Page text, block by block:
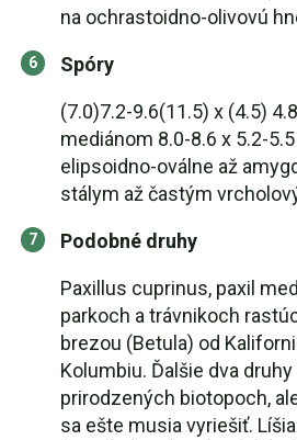
na ochrastoidno-olivovú
Spóry
(7.0)7.2-9.6(11.5) x (4.5)
mediánom 8.0-8.6 x 5.2-
elipsoidno-oválne až
stálym až častým
Podobné druhy
Paxillus cuprinus, paxil
parkoch a trávnikoch
brezou (Betula) od
Kolumbiu. Ďalšie dva
prirodzených biotopoch,
sa ešte musia vyriešiť.